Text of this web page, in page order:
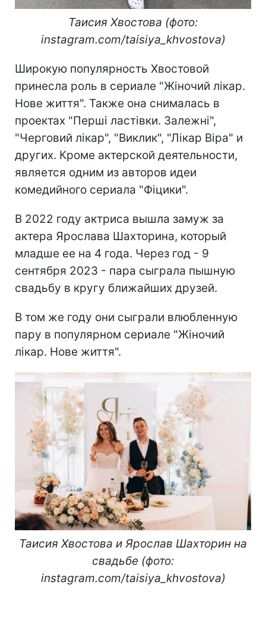
Таисия Хвостова (фото:
instagram.com/taisiya_khvostova)
Широкую популярность Хвостовой
принесла роль в сериале "Жіночий лікар.
Нове життя". Также она снималась в
проектах "Перші ластівки. Залежні",
"Черговий лікар", "Виклик", "Лікар Віра" и
других. Кроме актерской деятельности,
является одним из авторов идеи
комедийного сериала "Фіцики".
В 2022 году актриса вышла замуж за
актера Ярослава Шахторина, который
младше ее на 4 года. Через год - 9
сентября 2023 - пара сыграла пышную
свадьбу в кругу ближайших друзей.
В том же году они сыграли влюбленную
пару в популярном сериале "Жіночий
лікар. Нове життя".
Таисия Хвостова и Ярослав Шахторин на
свадьбе (фото:
instagram.com/taisiya_khvostova)